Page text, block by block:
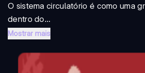
O sistema circulatório é como uma
dentro do...
Mostrar mais